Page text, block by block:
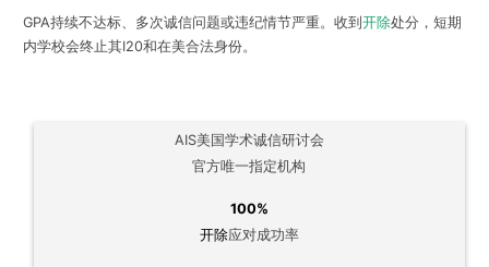
GPA持续不达标、多次诚信问题或违纪情节严重。收到 开除处分，短期
内学校会终止其I20和在美合法身份。
AIS美国学术诚信研讨会
官方唯一指定机构
100%
开除应对成功率